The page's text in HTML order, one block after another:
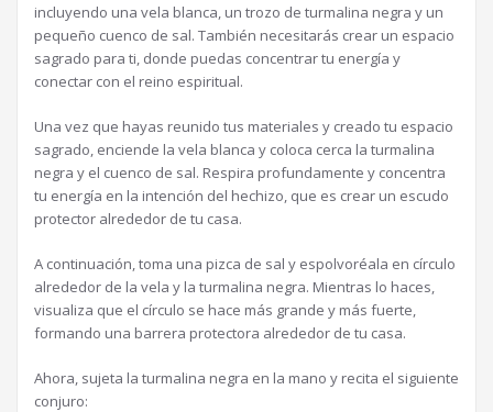
incluyendo una vela blanca, un trozo de turmalina negra y un
pequeño cuenco de sal. También necesitarás crear un espacio
sagrado para ti, donde puedas concentrar tu energía y
conectar con el reino espiritual.
Una vez que hayas reunido tus materiales y creado tu espacio
sagrado, enciende la vela blanca y coloca cerca la turmalina
negra y el cuenco de sal. Respira profundamente y concentra
tu energía en la intención del hechizo, que es crear un escudo
protector alrededor de tu casa.
A continuación, toma una pizca de sal y espolvoréala en círculo
alrededor de la vela y la turmalina negra. Mientras lo haces,
visualiza que el círculo se hace más grande y más fuerte,
formando una barrera protectora alrededor de tu casa.
Ahora, sujeta la turmalina negra en la mano y recita el siguiente
conjuro: